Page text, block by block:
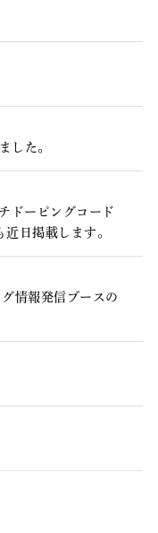
した。
ドーピングコード
日掲載します。
情報発信ブースの